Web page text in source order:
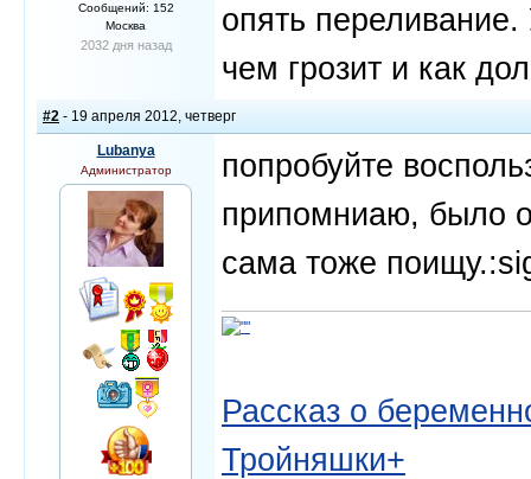
Сообщений: 152
Москва
2032 дня назад
опять
чем грозит и как
#2 - 19 апреля 2012, четверг
Lubanya
Администратор
попробуйте
припомниаю, было
сама тоже
Рассказ о
Тройняшки+